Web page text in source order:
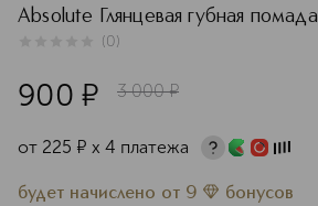
Absolute Глянцевая губная помада
(0)
900 ¤ 3 000 ¤
от 225 ¤ х 4 платежа
будет начислено от 9 бонусов